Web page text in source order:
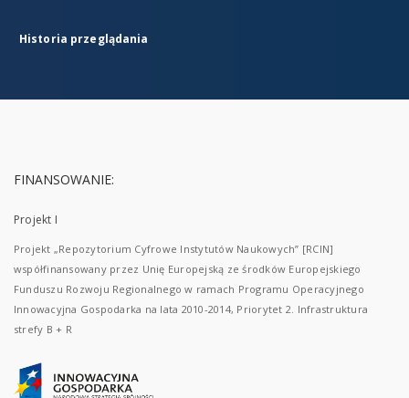
Historia przeglądania
FINANSOWANIE:
Projekt I
Projekt „Repozytorium Cyfrowe Instytutów Naukowych” [RCIN]
współfinansowany przez Unię Europejską ze środków Europejskiego
Funduszu Rozwoju Regionalnego w ramach Programu Operacyjnego
Innowacyjna Gospodarka na lata 2010-2014, Priorytet 2. Infrastruktura
strefy B + R